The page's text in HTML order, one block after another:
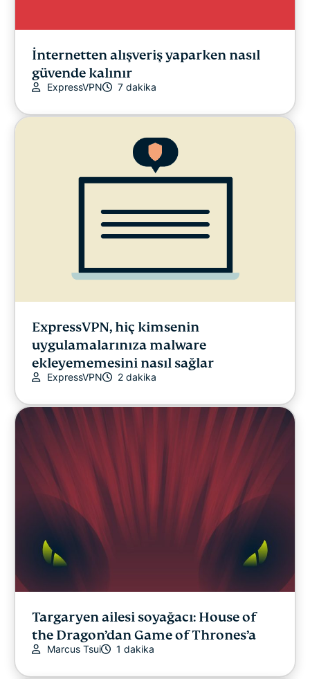
İnternetten alışveriş yaparken nasıl
güvende kalınır
ExpressVPN 7 dakika
ExpressVPN, hiç kimsenin
uygulamalarınıza malware
ekleyememesini nasıl sağlar
ExpressVPN 2 dakika
Targaryen ailesi soyağacı: House of
the Dragon’dan Game of Thrones’a
Marcus Tsui 1 dakika